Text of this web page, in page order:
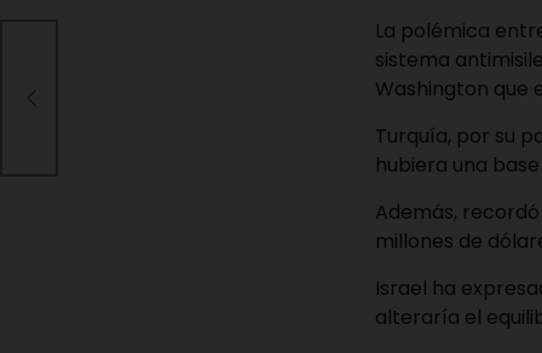
La polémica
sistema
Washington que
Turquía, por su
hubiera una
Además,
millones de
Israel ha
alteraría el